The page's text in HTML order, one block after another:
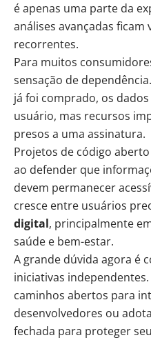
é apenas uma parte da
análises avançadas
recorrentes.
Para muitos
sensação de
já foi comprado, os
usuário, mas recursos
presos a uma assinatura.
Projetos de código
ao defender que
devem permanecer
cresce entre usuários
digital, principalmente
saúde e bem-estar.
A grande dúvida agora é
iniciativas
caminhos abertos para
desenvolvedores ou
fechada para proteger